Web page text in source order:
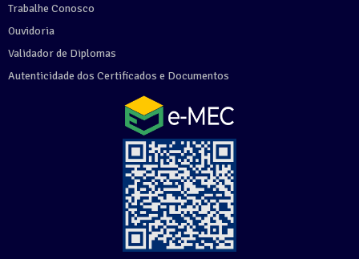
Trabalhe Conosco
Ouvidoria
Validador de Diplomas
Autenticidade dos Certificados e Documentos